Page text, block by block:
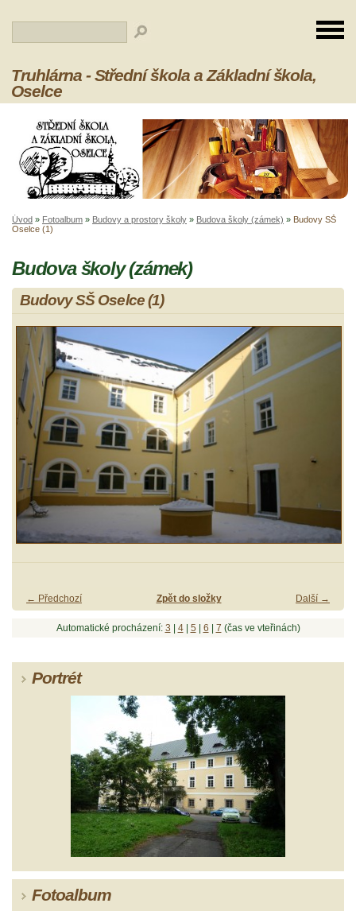
Truhlárna - Střední škola a Základní škola,
Oselce
Úvod » Fotoalbum » Budovy a prostory školy » Budova školy (zámek) » Budovy SŠ
Oselce (1)
Budova školy (zámek)
Budovy SŠ Oselce (1)
← Předchozí Další →
Zpět do složky
Automatické procházení: 3 | 4| 5 | 6 | 7 (čas ve vteřinách)
Portrét
Fotoalbum